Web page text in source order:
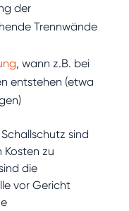
der
Trennwände
, wann z.B. bei
entstehen (etwa
sind
zu
die
vor Gericht